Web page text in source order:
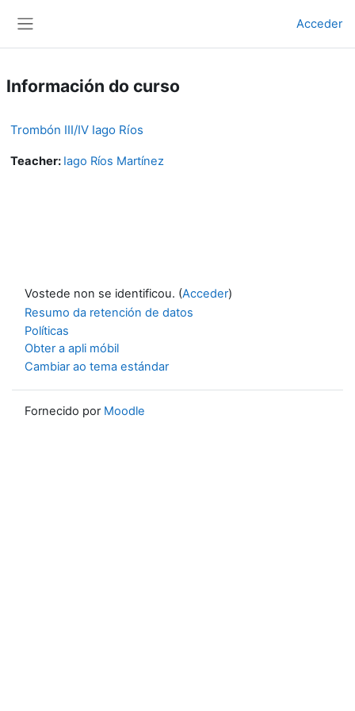
Acceder
Información do curso
Trombón III/IV Iago Ríos
Teacher: Iago Ríos Martínez
Vostede non se identificou. (Acceder)
Resumo da retención de datos
Políticas
Obter a apli móbil
Cambiar ao tema estándar
Fornecido por Moodle